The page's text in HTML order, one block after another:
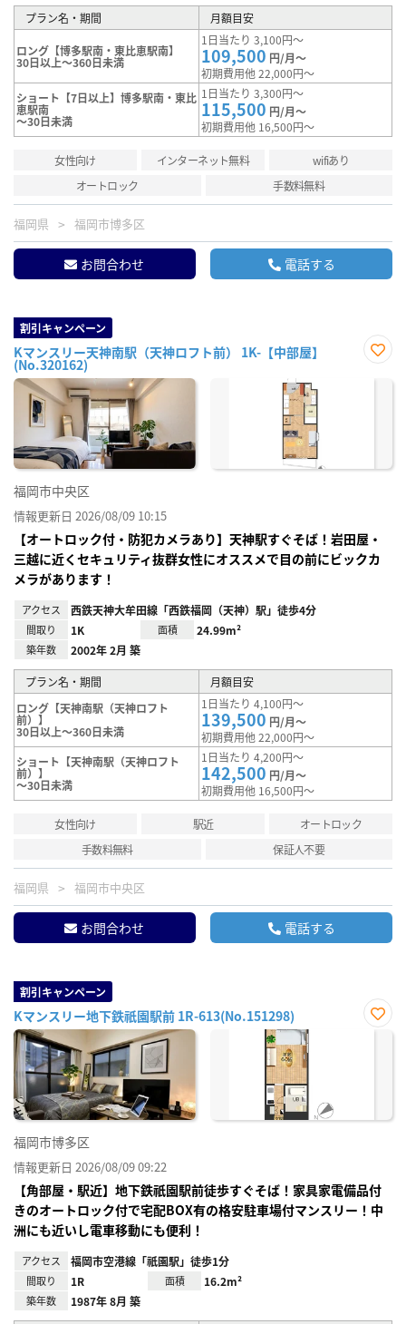
プラン名・期間 月額目安
ロング【博多駅南・東比恵駅南】
30日以上～360日未満
1日当たり 3,100円～
109,500 円/月～
初期費用他 22,000円～
ショート【7日以上】博多駅南・東比
恵駅南
～30日未満
1日当たり 3,300円～
115,500 円/月～
初期費用他 16,500円～
女性向け インターネット無料
wifiあり
オートロック
手数料無料
福岡県 福岡市博多区
お問合わせ 電話する
割引キャンペーン
Kマンスリー天神南駅（天神ロフト前） 1K-【中部屋】
(No.320162)
に入
福岡市中央区
情報更新日 2026/08/09 10:15
【オートロック付・防犯カメラあり】天神駅すぐそば！岩田屋・
三越に近くセキュリティ抜群女性にオススメで目の前にビックカ
メラがあります！
アクセス 西鉄天神大牟田線「西鉄福岡（天神）駅」徒歩4分
間取り 1K 面積 24.99m²
築年数 2002年 2月 築
プラン名・期間
月額目安
ロング【天神南駅（天神ロフト
前）】
30日以上～360日未満
1日当たり 4,100円～
139,500 円/月～
初期費用他 22,000円～
ショート【天神南駅（天神ロフト
前）】
～30日未満
1日当たり 4,200円～
142,500 円/月～
初期費用他 16,500円～
女性向け 駅近
オートロック
手数料無料
保証人不要
福岡県 福岡市中央区
お問合わせ 電話する
割引キャンペーン
Kマンスリー地下鉄祇園駅前 1R-613(No.151298)
お気
福岡市博多区
情報更新日 2026/08/09 09:22
【角部屋・駅近】地下鉄祇園駅前徒歩すぐそば！家具家電備品付
きのオートロック付で宅配BOX有の格安駐車場付マンスリー！中
洲にも近いし電車移動にも便利！
アクセス 福岡市空港線「祇園駅」徒歩1分
間取り 1R 面積 16.2m²
築年数 1987年 8月 築